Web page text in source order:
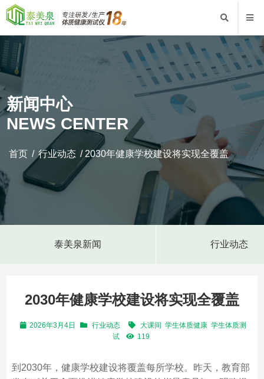
新闻中心
NEWS CENTER
首页 / 行业动态 / 2030年健康学校建设将实现全覆盖
泰美泉新闻 行业动态
2030年健康学校建设将实现全覆盖
2026年3月4日 行业动态 大课间 学生体质健康 学生体质测
试
119
到2030年，健康学校建设将覆盖每所学校。昨天，教育部